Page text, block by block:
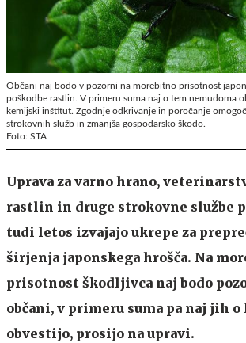
Občani naj bodo v pozorni na morebitno prisotnost
poškodbe rastlin. V primeru suma naj o tem nemudoma
kemijski inštitut. Zgodnje odkrivanje in poročanje
strokovnih služb in zmanjša gospodarsko škodo.
Foto: STA
Uprava za varno hrano,
rastlin in druge strokovne službe
tudi letos izvajajo ukrepe za
širjenja japonskega hrošča. Na
prisotnost škodljivca naj bodo
občani, v primeru suma pa naj jih
obvestijo, prosijo na upravi.